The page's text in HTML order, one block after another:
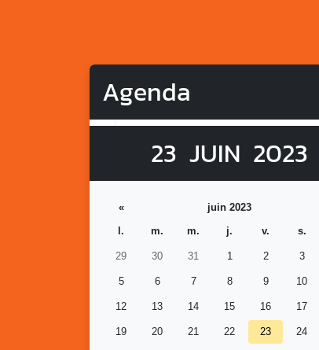
Agenda
23 JUIN 2023
« juin 2023
l.
m. m. j. v. s.
29 30 31 1 2 3
5 6 7 8 9 10
12 13 14 15 16 17
19 20 21 22 23 24